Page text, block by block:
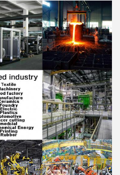
achter
snel terug!